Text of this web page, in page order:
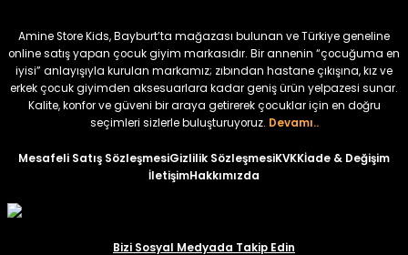
Amine Store Kids, Bayburt’ta mağazası bulunan ve Türkiye geneline
online satış yapan çocuk giyim markasıdır. Bir annenin “çocuğuma en
iyisi” anlayışıyla kurulan markamız; zıbından hastane çıkışına, kız ve
erkek çocuk giyimden aksesuarlara kadar geniş ürün yelpazesi sunar.
Kalite, konfor ve güveni bir araya getirerek çocuklar için en doğru
seçimleri sizlerle buluşturuyoruz. Devamı..
Mesafeli Satış SözleşmesiGizlilik SözleşmesiKVKKİade & Değişim
İletişimHakkımızda
Bizi Sosyal Medyada Takip Edin